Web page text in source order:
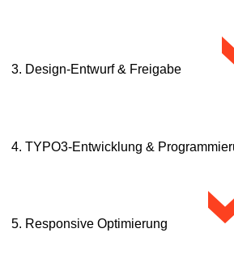
Gemeinsam entwickeln wir ein
3. Design-Entwurf & Freigabe
gestaltet
4. TYPO3-Entwicklung &
Wir setzen das Design technisch sauber
5. Responsive Optimierung